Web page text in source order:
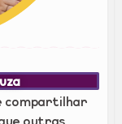
compartilhar